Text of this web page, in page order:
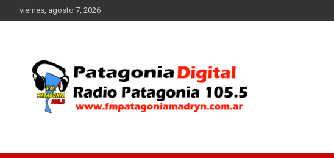
al
viernes, agosto 7, 2026
FM Patagonia Madryn